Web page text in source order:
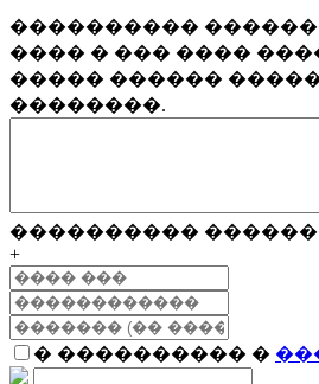
����������
���� � ��� ����
����� ������
��������.
����������
+
� ���������� �